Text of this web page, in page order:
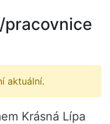
pracovnice
aktuální.
Krásná Lípa